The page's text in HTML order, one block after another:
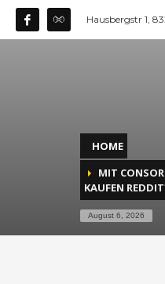
Hausbergstr 1,
HOME
MIT
KAUFEN
August 6, 2026